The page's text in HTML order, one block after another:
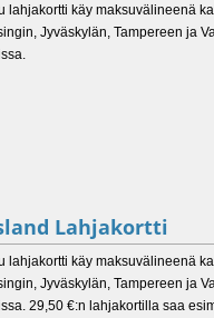
lahjakortti käy maksuvälineenä
Jyväskylän, Tampereen ja
Lahjakortti
lahjakortti käy maksuvälineenä
Jyväskylän, Tampereen ja
29,50 €:n lahjakortilla saa